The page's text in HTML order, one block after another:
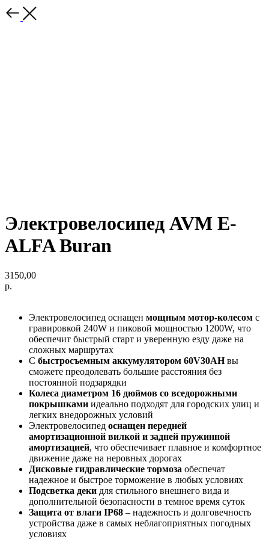
Электровелосипед AVM E-
ALFA Buran
3150,00
р.
Электровелосипед оснащен мощным мотор-колесом с
гравировкой 240W и пиковой мощностью 1200W, что
обеспечит быстрый старт и уверенную езду даже на
сложных маршрутах
С быстросъемным аккумулятором 60V30AHвы
сможете преодолевать большие расстояния без
постоянной подзарядки
Колеса диаметром 16 дюймов со вседорожными
покрышками идеально подходят для городских улиц и
легких внедорожных условий
Электровелосипед оснащен передней
амортизационной вилкой и задней пружинной
амортизацией, что обеспечивает плавное и комфортное
движение даже на неровных дорогах
Дисковые гидравлические тормоза обеспечат
надежное и быстрое торможение в любых условиях
Подсветка деки для стильного внешнего вида и
дополнительной безопасности в темное время суток
Защита от влаги IP68 – надежность и долговечность
устройства даже в самых неблагоприятных погодных
условиях